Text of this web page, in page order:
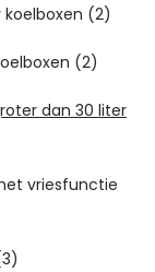
(2)
(2)
dan 30 liter
vriesfunctie